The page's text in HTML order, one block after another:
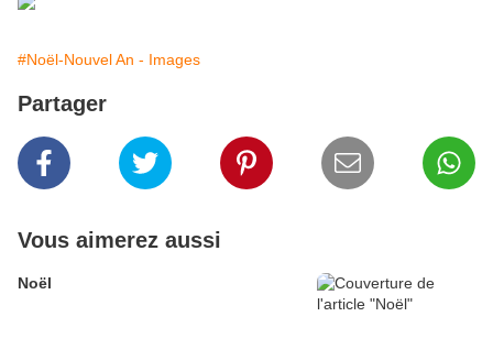
#Noël-Nouvel An - Images
Partager
Vous aimerez aussi
Noël